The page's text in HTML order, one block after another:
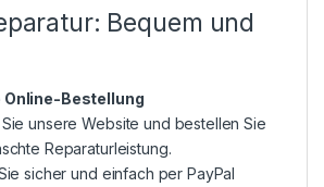
Bequem und
Online-Bestellung
unsere Website und bestellen Sie
Reparaturleistung.
sicher und einfach per PayPal